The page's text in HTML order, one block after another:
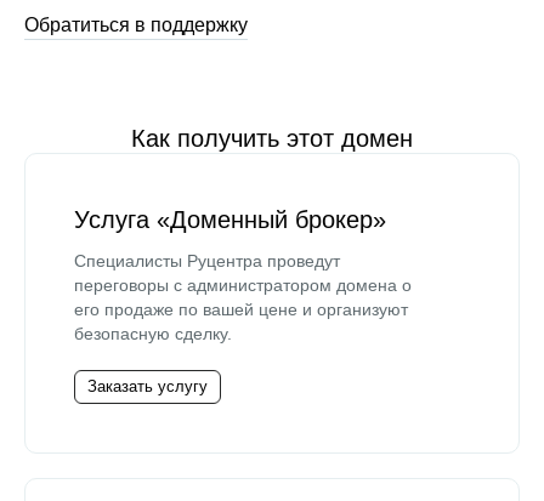
Обратиться в поддержку
Как получить этот домен
Услуга «Доменный брокер»
Специалисты Руцентра проведут
переговоры с администратором домена о
его продаже по вашей цене и организуют
безопасную сделку.
Заказать услугу